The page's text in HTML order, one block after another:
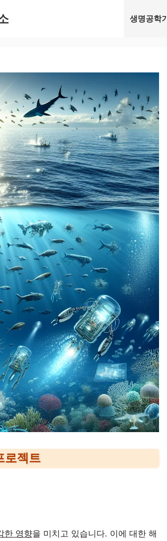
생명공학
로젝트
한 영향을 미치고 있습니다. 이에 대한 해